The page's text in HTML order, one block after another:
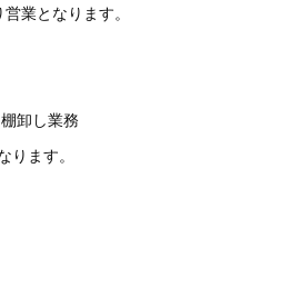
業となります。
卸し業務
ます。